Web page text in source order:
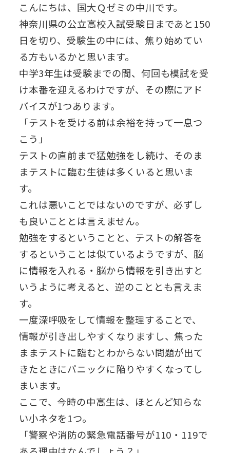
こんにちは、国大Ｑゼミの中川です。
神奈川県の公立高校入試受験日まであと150
日を切り、受験生の中には、焦り始めてい
る方もいるかと思います。
中学3年生は受験までの間、何回も模試を受
け本番を迎えるわけですが、その際にアド
バイスが1つあります。
「テストを受ける前は余裕を持って一息つ
こう」
テストの直前まで猛勉強をし続け、そのま
まテストに臨む生徒は多くいると思いま
す。
これは悪いことではないのですが、必ずし
も良いこととは言えません。
勉強をするということと、テストの解答を
するということは似ているようですが、脳
に情報を入れる・脳から情報を引き出すと
いうように考えると、逆のこととも言えま
す。
一度深呼吸をして情報を整理することで、
情報が引き出しやすくなりますし、焦った
ままテストに臨むとわからない問題が出て
きたときにパニックに陥りやすくなってし
まいます。
ここで、今時の中高生は、ほとんど知らな
い小ネタを1つ。
「警察や消防の緊急電話番号が110・119で